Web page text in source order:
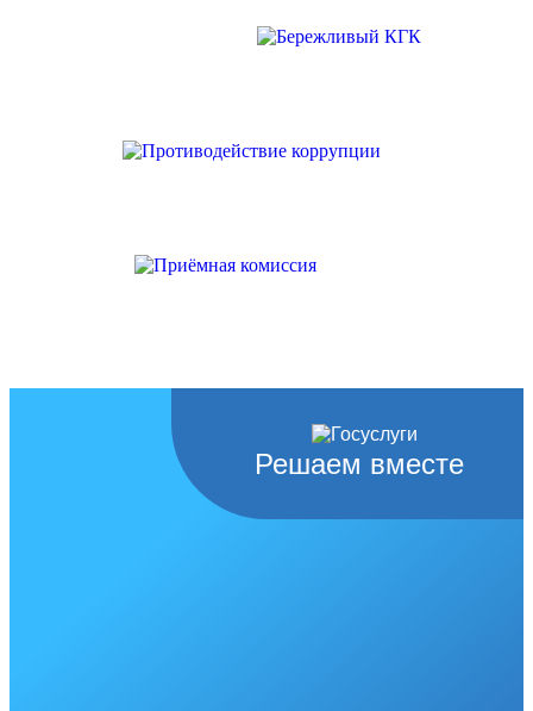
Решаем вместе